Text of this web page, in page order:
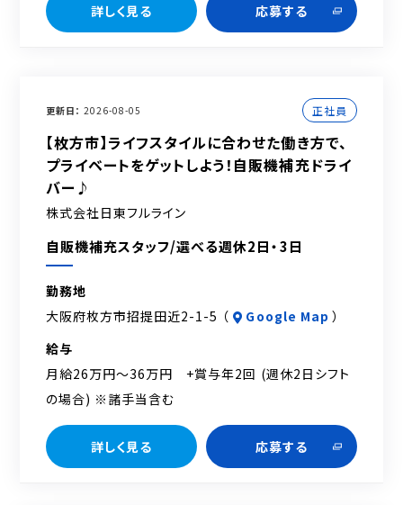
詳しく見る 応募する
更新日 2026-08-05 正社員
【枚方市】ライフスタイルに合わせた働き方で、
プライベートをゲットしよう！自販機補充ドライ
バー♪
株式会社日東フルライン
自販機補充スタッフ/選べる週休2日・3日
勤務地
大阪府枚方市招提田近2-1-5 （
Google Map ）
給与
月給26万円～36万円 +賞与年2回 (週休2日シフト
の場合) ※諸手当含む
詳しく見る 応募する